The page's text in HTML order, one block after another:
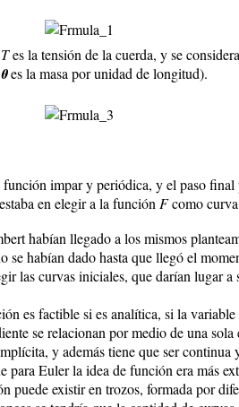
es la tensión de la cuerda, y se
θes la masa por unidad de longitud).
impar y periódica, y el paso final
estaba en elegir a la función Fcomo
habían llegado a los mismos
se habían dado hasta que llegó el
las curvas iniciales, que darían lugar a
es factible si es analítica, si la variable
se relacionan por medio de una sola
y además tiene que ser continua
para Euler la idea de función era más
puede existir en trozos, formada por